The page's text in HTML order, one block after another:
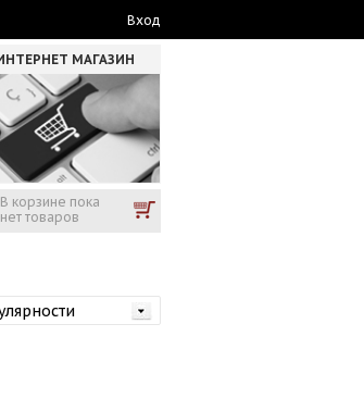
Вход
МАГАЗИН
В корзине пока
нет товаров